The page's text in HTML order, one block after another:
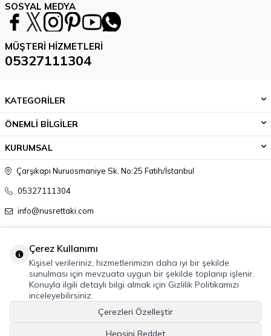
SOSYAL MEDYA
MÜŞTERI HIZMETLERI
05327111304
KATEGORİLER
ÖNEMLİ BİLGİLER
KURUMSAL
Çarşıkapı Nuruosmaniye Sk. No:25 Fatih/İstanbul
05327111304
info@nusrettaki.com
Çerez Kullanımı
Kişisel verileriniz, hizmetlerimizin daha iyi bir şekilde
sunulması için mevzuata uygun bir şekilde toplanıp işlenir.
Konuyla ilgili detaylı bilgi almak için Gizlilik Politikamızı
inceleyebilirsiniz.
Çerezleri Özelleştir
Hepsini Reddet